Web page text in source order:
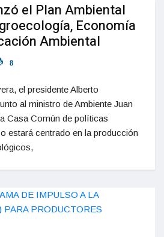
el Plan Ambiental
Economía
Ambiental
8
el presidente Alberto
al ministro de Ambiente Juan
Casa Común de políticas
estará centrado en la producción